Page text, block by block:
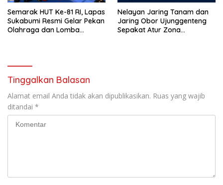
Semarak HUT Ke-81 RI, Lapas
Sukabumi Resmi Gelar Pekan
Olahraga dan Lomba
Nelayan Jaring Tanam dan
Jaring Obor Ujunggenteng
Sepakat Atur Zona
Tinggalkan Balasan
Alamat email Anda tidak akan dipublikasikan. Ruas yang wajib
ditandai *